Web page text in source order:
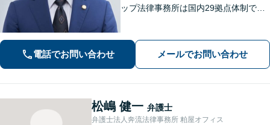
ップ法律事務所は国内29拠点体制で全
専門性の高い弁護士が寄り添い解決を
サポートします。
電話でお問い合わせ メールでお問い合わせ
松嶋 健一 弁護士
弁護士法人奔流法律事務所 粕屋オフィス